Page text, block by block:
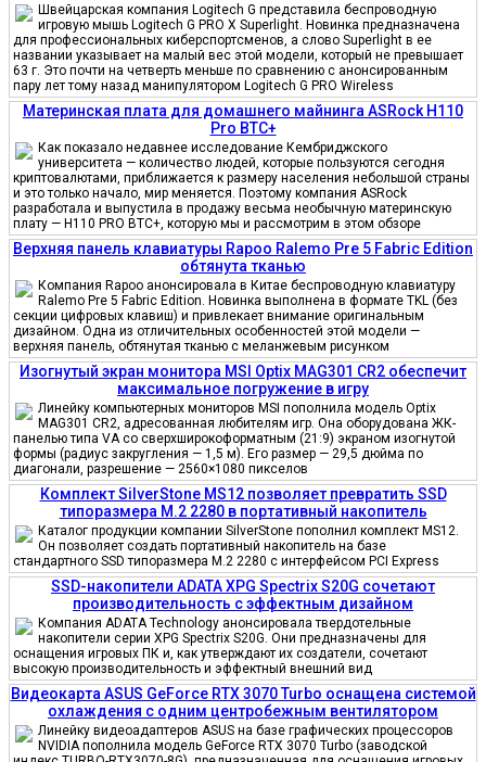
Швейцарская компания Logitech G представила беспроводную
игровую мышь Logitech G PRO X Superlight. Новинка предназначена
для профессиональных киберспортсменов, а слово Superlight в ее
названии указывает на малый вес этой модели, который не превышает
63 г. Это почти на четверть меньше по сравнению с анонсированным
пару лет тому назад манипулятором Logitech G PRO Wireless
Материнская плата для домашнего майнинга ASRock H110
Pro BTC+
Как показало недавнее исследование Кембриджского
университета — количество людей, которые пользуются сегодня
криптовалютами, приближается к размеру населения небольшой страны
и это только начало, мир меняется. Поэтому компания ASRock
разработала и выпустила в продажу весьма необычную материнскую
плату — H110 PRO BTC+, которую мы и рассмотрим в этом обзоре
Верхняя панель клавиатуры Rapoo Ralemo Pre 5 Fabric Edition
обтянута тканью
Компания Rapoo анонсировала в Китае беспроводную клавиатуру
Ralemo Pre 5 Fabric Edition. Новинка выполнена в формате TKL (без
секции цифровых клавиш) и привлекает внимание оригинальным
дизайном. Одна из отличительных особенностей этой модели —
верхняя панель, обтянутая тканью с меланжевым рисунком
Изогнутый экран монитора MSI Optix MAG301 CR2 обеспечит
максимальное погружение в игру
Линейку компьютерных мониторов MSI пополнила модель Optix
MAG301 CR2, адресованная любителям игр. Она оборудована ЖК-
панелью типа VA со сверхширокоформатным (21:9) экраном изогнутой
формы (радиус закругления — 1,5 м). Его размер — 29,5 дюйма по
диагонали, разрешение — 2560×1080 пикселов
Комплект SilverStone MS12 позволяет превратить SSD
типоразмера M.2 2280 в портативный накопитель
Каталог продукции компании SilverStone пополнил комплект MS12.
Он позволяет создать портативный накопитель на базе
стандартного SSD типоразмера M.2 2280 с интерфейсом PCI Express
SSD-накопители ADATA XPG Spectrix S20G сочетают
производительность с эффектным дизайном
Компания ADATA Technology анонсировала твердотельные
накопители серии XPG Spectrix S20G. Они предназначены для
оснащения игровых ПК и, как утверждают их создатели, сочетают
высокую производительность и эффектный внешний вид
Видеокарта ASUS GeForce RTX 3070 Turbo оснащена системой
охлаждения с одним центробежным вентилятором
Линейку видеоадаптеров ASUS на базе графических процессоров
NVIDIA пополнила модель GeForce RTX 3070 Turbo (заводской